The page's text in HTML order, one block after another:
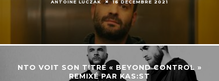
ANTOINE LUCZAK 16 DÉCEMBRE 2021
NTO VOIT SON TITRE « BEYOND CONTROL »
REMIXÉ PAR KAS:ST